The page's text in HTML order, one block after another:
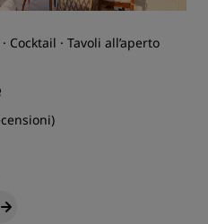
Cocktail · Tavoli all’aperto